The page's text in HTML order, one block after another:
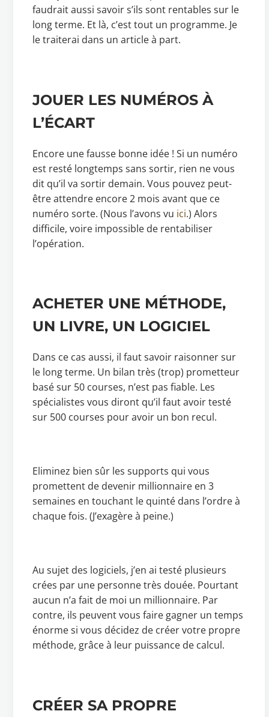
faudrait aussi savoir s’ils sont rentables sur le
long terme. Et là, c’est tout un programme. Je
le traiterai dans un article à part.
JOUER LES NUMÉROS À
L’ÉCART
Encore une fausse bonne idée ! Si un numéro
est resté longtemps sans sortir, rien ne vous
dit qu’il va sortir demain. Vous pouvez peut-
être attendre encore 2 mois avant que ce
numéro sorte. (Nous l’avons vu ici.) Alors
difficile, voire impossible de rentabiliser
l’opération.
ACHETER UNE MÉTHODE,
UN LIVRE, UN LOGICIEL
Dans ce cas aussi, il faut savoir raisonner sur
le long terme. Un bilan très (trop) prometteur
basé sur 50 courses, n’est pas fiable. Les
spécialistes vous diront qu’il faut avoir testé
sur 500 courses pour avoir un bon recul.
Eliminez bien sûr les supports qui vous
promettent de devenir millionnaire en 3
semaines en touchant le quinté dans l’ordre à
chaque fois. (J’exagère à peine.)
Au sujet des logiciels, j’en ai testé plusieurs
crées par une personne très douée. Pourtant
aucun n’a fait de moi un millionnaire. Par
contre, ils peuvent vous faire gagner un temps
énorme si vous décidez de créer votre propre
méthode, grâce à leur puissance de calcul.
CRÉER SA PROPRE